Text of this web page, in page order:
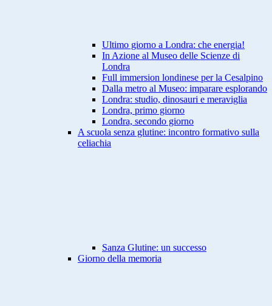
Ultimo giorno a Londra: che energia!
In Azione al Museo delle Scienze di
Londra
Full immersion londinese per la Cesalpino
Dalla metro al Museo: imparare esplorando
Londra: studio, dinosauri e meraviglia
Londra, primo giorno
Londra, secondo giorno
A scuola senza glutine: incontro formativo sulla
celiachia
Sanza Glutine: un successo
Giorno della memoria